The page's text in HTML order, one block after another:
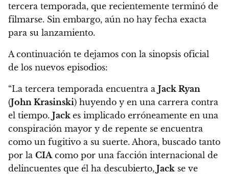
tercera temporada, que recientemente terminó de
filmarse. Sin embargo, aún no hay fecha exacta
para su lanzamiento.
A continuación te dejamos con la sinopsis oficial
de los nuevos episodios:
“La tercera temporada encuentra a Jack Ryan
(John Krasinski) huyendo y en una carrera contra
el tiempo. Jack es implicado erróneamente en una
conspiración mayor y de repente se encuentra
como un fugitivo a su suerte. Ahora, buscado tanto
por la CIA como por una facción internacional de
delincuentes que él ha descubierto, Jack se ve